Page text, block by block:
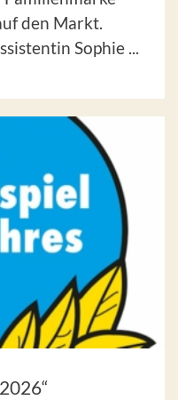
den Markt.
Sophie ...